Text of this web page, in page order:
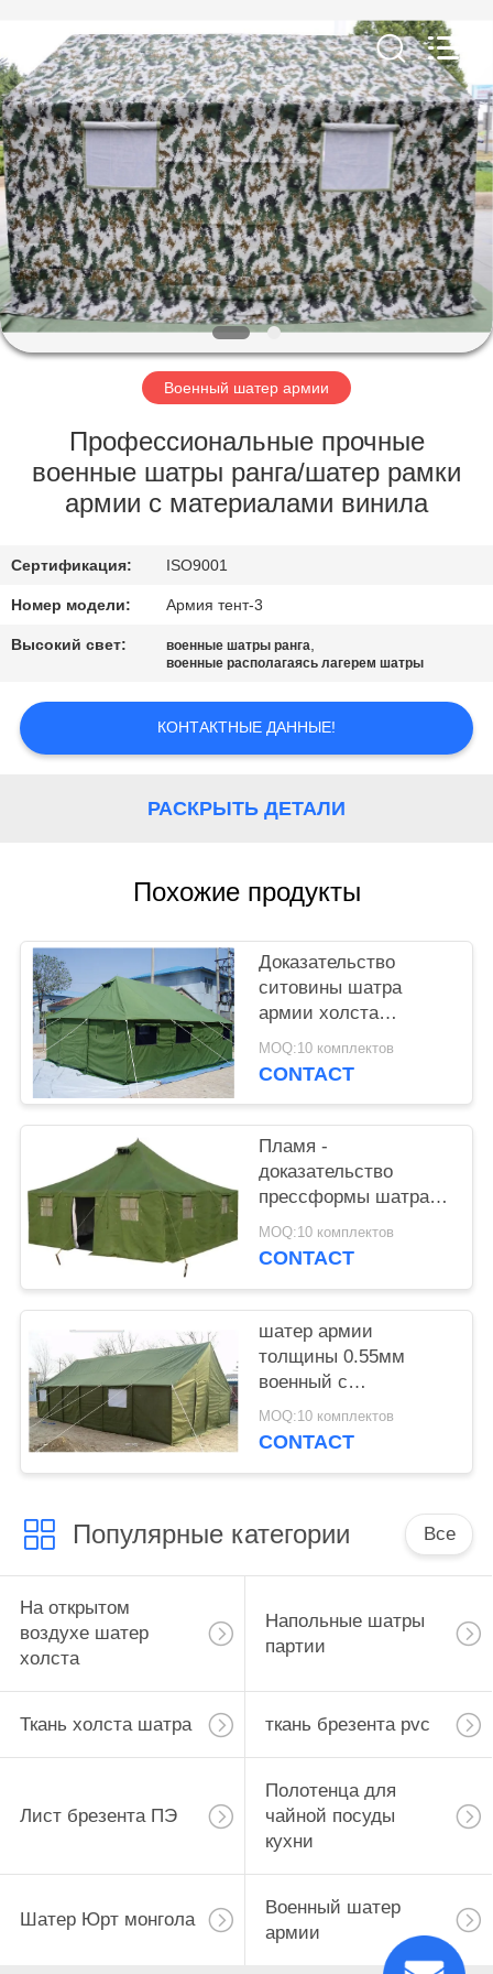
ДОМ
ПРОДУКТЫ
О
НАС
ПУТЕШЕСТВИЕ
ФАБРИКИ
ПРОВЕРКА
КАЧЕСТВА
СВЯЖИТЕСЬ
МЫ
САЙТА
Management
Services
Co.,LTD.
All
Rights
Reserved.
Военный шатер армии
Профессиональные прочные
военные шатры ранга/шатер рамки
армии с материалами винила
Сертификация: ISO9001
Номер модели: Армия тент-3
Высокий свет: военные шатры ранга,
военные располагаясь лагерем шатры
КОНТАКТНЫЕ ДАННЫЕ!
РАСКРЫТЬ ДЕТАЛИ
Похожие продукты
Доказательство
ситовины шатра
армии холста
ткани ПВК беженца с
сильным ветером
MOQ:10 комплектов
CONTACT
Пламя -
доказательство
прессформы шатра
армии ретардант
военное с хороший
MOQ:10 комплектов
CONTACT
шатер армии
толщины 0.55мм
военный с
материалами
окружающей среды
MOQ:10 комплектов
CONTACT
Популярные категории Все
На открытом
воздухе шатер
холста
Напольные шатры
партии
Ткань холста шатра ткань брезента pvc
Лист брезента ПЭ
Полотенца для
чайной посуды
кухни
Шатер Юрт монгола
Военный шатер
армии